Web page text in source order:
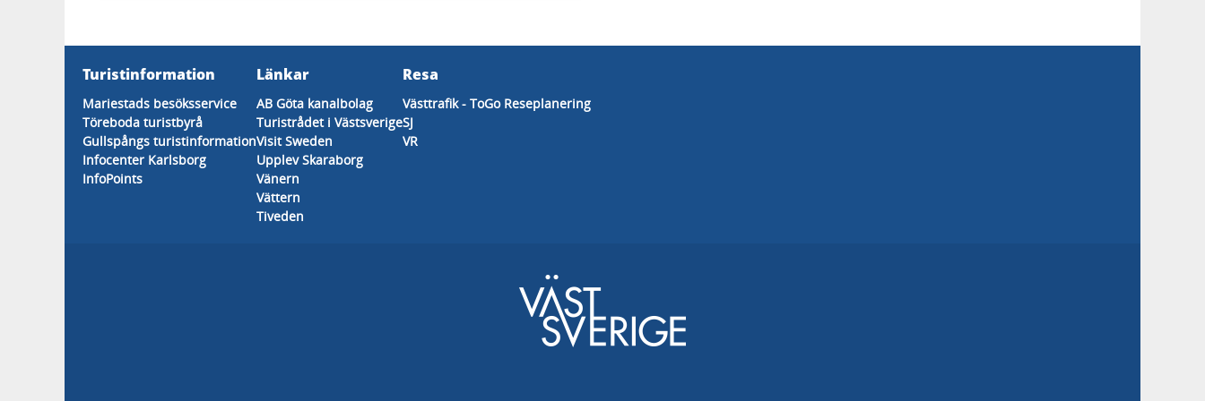
Turistinformation
Mariestads besöksservice
Töreboda turistbyrå
Gullspångs turistinformation
Infocenter Karlsborg
InfoPoints
Länkar
AB Göta kanalbolag
Turistrådet i Västsverige
Visit Sweden
Upplev Skaraborg
Vänern
Vättern
Tiveden
Resa
Västtrafik - ToGo Reseplanering
SJ
VR